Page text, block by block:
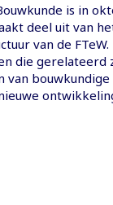
is in
deel uit van
van de
die gerelateerd
van